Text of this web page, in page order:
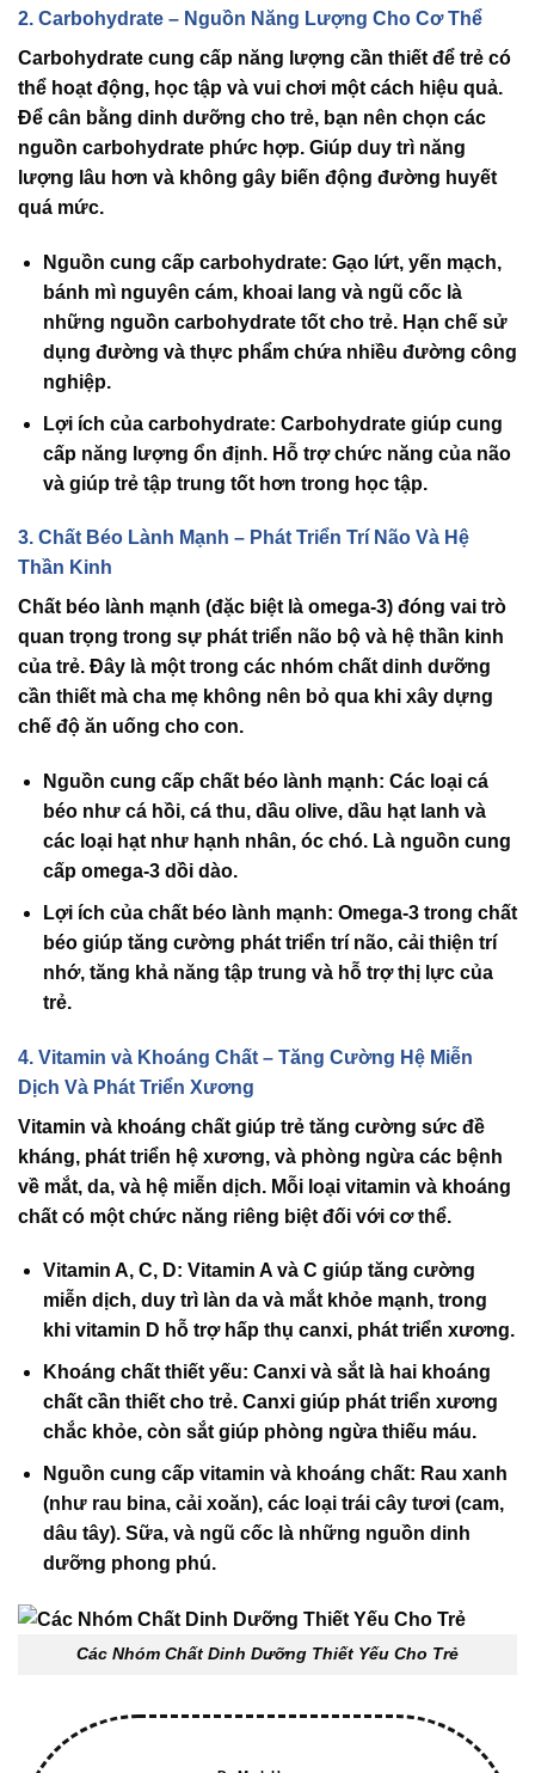
2. Carbohydrate – Nguồn Năng Lượng Cho Cơ Thể
Carbohydrate cung cấp năng lượng cần thiết để trẻ có
thể hoạt động, học tập và vui chơi một cách hiệu quả.
Để cân bằng dinh dưỡng cho trẻ, bạn nên chọn các
nguồn carbohydrate phức hợp. Giúp duy trì năng
lượng lâu hơn và không gây biến động đường huyết
quá mức.
Nguồn cung cấp carbohydrate: Gạo lứt, yến mạch,
bánh mì nguyên cám, khoai lang và ngũ cốc là
những nguồn carbohydrate tốt cho trẻ. Hạn chế sử
dụng đường và thực phẩm chứa nhiều đường công
nghiệp.
Lợi ích của carbohydrate: Carbohydrate giúp cung
cấp năng lượng ổn định. Hỗ trợ chức năng của não
và giúp trẻ tập trung tốt hơn trong học tập.
3. Chất Béo Lành Mạnh – Phát Triển Trí Não Và Hệ
Thần Kinh
Chất béo lành mạnh (đặc biệt là omega-3) đóng vai trò
quan trọng trong sự phát triển não bộ và hệ thần kinh
của trẻ. Đây là một trong các nhóm chất dinh dưỡng
cần thiếtmà cha mẹ không nên bỏ qua khi xây dựng
chế độ ăn uống cho con.
Nguồn cung cấp chất béo lành mạnh: Các loại cá
béo như cá hồi, cá thu, dầu olive, dầu hạt lanh và
các loại hạt như hạnh nhân, óc chó. Là nguồn cung
cấp omega-3 dồi dào.
Lợi ích của chất béo lành mạnh: Omega-3 trong chất
béo giúp tăng cường phát triển trí não, cải thiện trí
nhớ, tăng khả năng tập trung và hỗ trợ thị lực của
trẻ.
4. Vitamin và Khoáng Chất – Tăng Cường Hệ Miễn
Dịch Và Phát Triển Xương
Vitamin và khoáng chất giúp trẻ tăng cường sức đề
kháng, phát triển hệ xương, và phòng ngừa các bệnh
về mắt, da, và hệ miễn dịch. Mỗi loại vitamin và khoáng
chất có một chức năng riêng biệt đối với cơ thể.
Vitamin A, C, D: Vitamin A và C giúp tăng cường
miễn dịch, duy trì làn da và mắt khỏe mạnh, trong
khi vitamin D hỗ trợ hấp thụ canxi, phát triển xương.
Khoáng chất thiết yếu: Canxi và sắt là hai khoáng
chất cần thiết cho trẻ. Canxi giúp phát triển xương
chắc khỏe, còn sắt giúp phòng ngừa thiếu máu.
Nguồn cung cấp vitamin và khoáng chất: Rau xanh
(như rau bina, cải xoăn), các loại trái cây tươi (cam,
dâu tây). Sữa, và ngũ cốc là những nguồn dinh
dưỡng phong phú.
Các Nhóm Chất Dinh Dưỡng Thiết Yếu Cho Trẻ